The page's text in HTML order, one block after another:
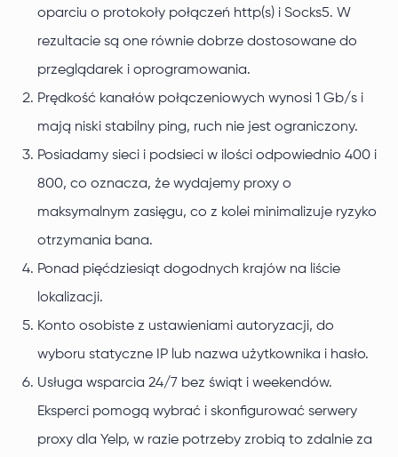
oparciu o protokoły połączeń http(s) i Socks5. W
rezultacie są one równie dobrze dostosowane do
przeglądarek i oprogramowania.
Prędkość kanałów połączeniowych wynosi 1 Gb/s i
mają niski stabilny ping, ruch nie jest ograniczony.
Posiadamy sieci i podsieci w ilości odpowiednio 400 i
800, co oznacza, że wydajemy proxy o
maksymalnym zasięgu, co z kolei minimalizuje ryzyko
otrzymania bana.
Ponad pięćdziesiąt dogodnych krajów na liście
lokalizacji.
Konto osobiste z ustawieniami autoryzacji, do
wyboru statyczne IP lub nazwa użytkownika i hasło.
Usługa wsparcia 24/7 bez świąt i weekendów.
Eksperci pomogą wybrać i skonfigurować serwery
proxy dla Yelp, w razie potrzeby zrobią to zdalnie za